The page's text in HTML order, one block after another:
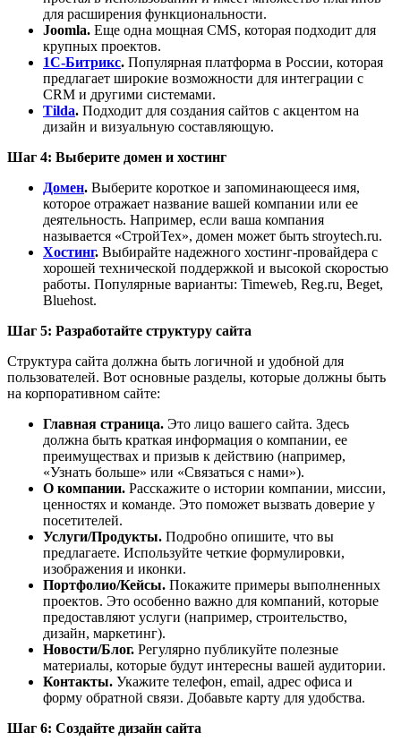
для расширения функциональности.
Joomla. Еще одна мощная CMS, которая подходит для
крупных проектов.
1C-Битрикс. Популярная платформа в России, которая
предлагает широкие возможности для интеграции с
CRM и другими системами.
Tilda. Подходит для создания сайтов с акцентом на
дизайн и визуальную составляющую.
Шаг 4: Выберите домен и хостинг
Домен. Выберите короткое и запоминающееся имя,
которое отражает название вашей компании или ее
деятельность. Например, если ваша компания
называется «СтройТех», домен может быть stroytech.ru.
Хостинг. Выбирайте надежного хостинг-провайдера с
хорошей технической поддержкой и высокой скоростью
работы. Популярные варианты: Timeweb, Reg.ru, Beget,
Bluehost.
Шаг 5: Разработайте структуру сайта
Структура сайта должна быть логичной и удобной для
пользователей. Вот основные разделы, которые должны быть
на корпоративном сайте:
Главная страница. Это лицо вашего сайта. Здесь
должна быть краткая информация о компании, ее
преимуществах и призыв к действию (например,
«Узнать больше» или «Связаться с нами»).
О компании. Расскажите о истории компании, миссии,
ценностях и команде. Это поможет вызвать доверие у
посетителей.
Услуги/Продукты. Подробно опишите, что вы
предлагаете. Используйте четкие формулировки,
изображения и иконки.
Портфолио/Кейсы. Покажите примеры выполненных
проектов. Это особенно важно для компаний, которые
предоставляют услуги (например, строительство,
дизайн, маркетинг).
Новости/Блог. Регулярно публикуйте полезные
материалы, которые будут интересны вашей аудитории.
Контакты. Укажите телефон, email, адрес офиса и
форму обратной связи. Добавьте карту для удобства.
Шаг 6: Создайте дизайн сайта